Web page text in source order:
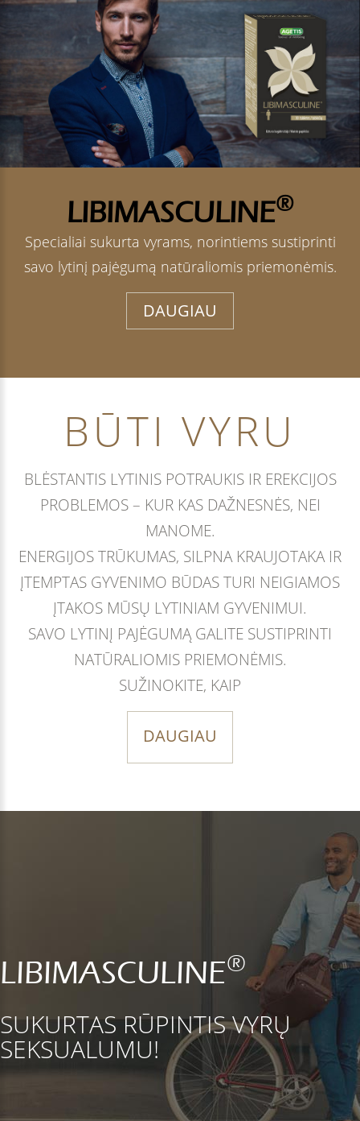
LIBIMASCULINE®
Specialiai sukurta vyrams, norintiems sustiprinti
savo lytinį pajėgumą natūraliomis priemonėmis.
DAUGIAU
BŪTI VYRU
BLĖSTANTIS LYTINIS POTRAUKIS IR EREKCIJOS
PROBLEMOS – KUR KAS DAŽNESNĖS, NEI
MANOME.
ENERGIJOS TRŪKUMAS, SILPNA KRAUJOTAKA IR
ĮTEMPTAS GYVENIMO BŪDAS TURI NEIGIAMOS
ĮTAKOS MŪSŲ LYTINIAM GYVENIMUI.
SAVO LYTINĮ PAJĖGUMĄ GALITE SUSTIPRINTI
NATŪRALIOMIS PRIEMONĖMIS.
SUŽINOKITE, KAIP
DAUGIAU
LIBIMASCULINE®
SUKURTAS RŪPINTIS VYRŲ
SEKSUALUMU!